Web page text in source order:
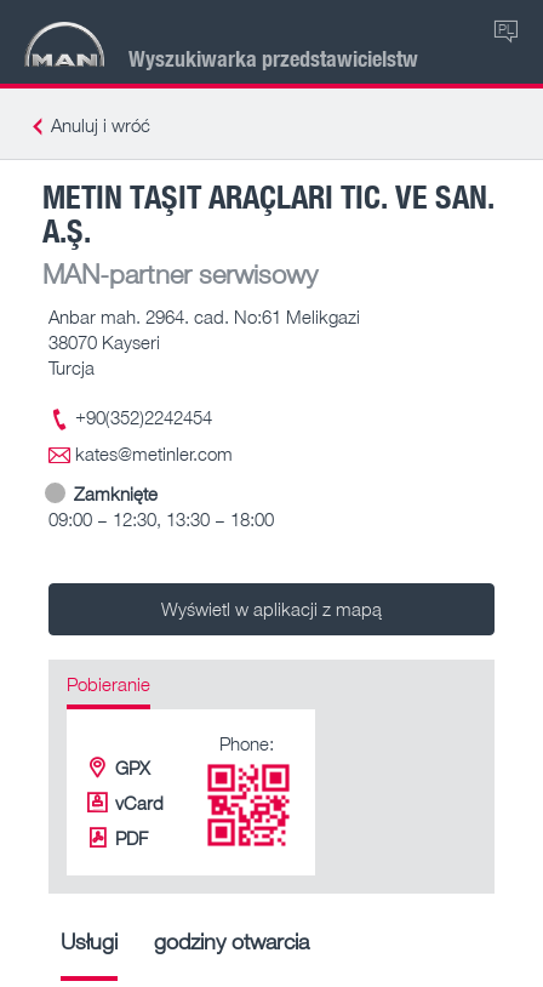
Wyszukiwarka przedstawicielstw
PL
Anuluj i wróć
METIN TAŞIT ARAÇLARI TIC. VE SAN.
A.Ş.
MAN-partner serwisowy
Anbar mah. 2964. cad. No:61 Melikgazi
38070 Kayseri
Turcja
+90(352)2242454
kates@metinler.com
Zamknięte
09:00 – 12:30, 13:30 – 18:00
Wyświetl w aplikacji z mapą
Pobieranie
GPX
vCard
PDF
Phone:
Usługi godziny otwarcia